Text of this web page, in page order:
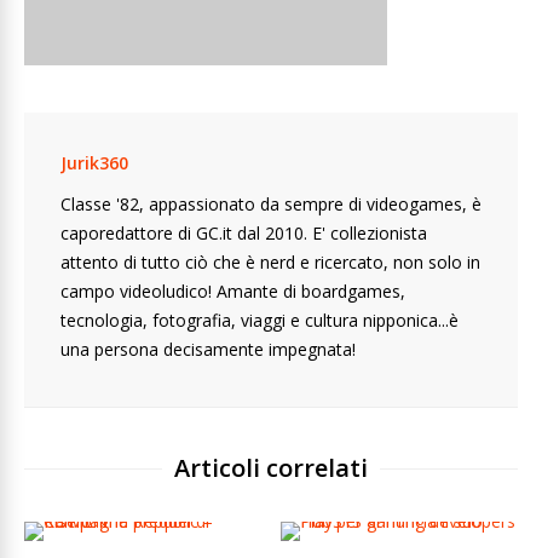
Jurik360
Classe '82, appassionato da sempre di videogames, è
caporedattore di GC.it dal 2010. E' collezionista
attento di tutto ciò che è nerd e ricercato, non solo in
campo videoludico! Amante di boardgames,
tecnologia, fotografia, viaggi e cultura nipponica...è
una persona decisamente impegnata!
Articoli correlati